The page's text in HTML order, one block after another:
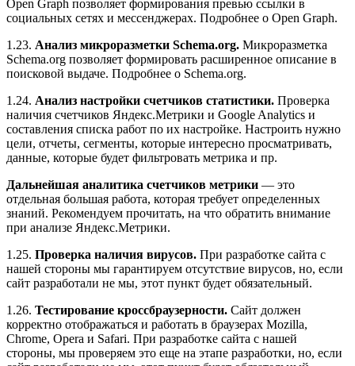
Open Graph позволяет формирования превью ссылки в
социальных сетях и мессенджерах. Подробнее о Open Graph.
1.23. Анализ микроразметки Schema.org. Микроразметка
Schema.org позволяет формировать расширенное описание в
поисковой выдаче. Подробнее о Schema.org.
1.24. Анализ настройки счетчиков статистики. Проверка
наличия счетчиков Яндекс.Метрики и Google Analytics и
составления списка работ по их настройке. Настроить нужно
цели, отчеты, сегменты, которые интересно просматривать,
данные, которые будет фильтровать метрика и пр.
Дальнейшая аналитика счетчиков метрики — это
отдельная большая работа, которая требует определенных
знаний. Рекомендуем прочитать, на что обратить внимание
при анализе Яндекс.Метрики.
1.25. Проверка наличия вирусов. При разработке сайта с
нашей стороны мы гарантируем отсутствие вирусов, но, если
сайт разработали не мы, этот пункт будет обязательный.
1.26. Тестирование кроссбраузерности. Сайт должен
корректно отображаться и работать в браузерах Mozilla,
Chrome, Opera и Safari. При разработке сайта с нашей
стороны, мы проверяем это еще на этапе разработки, но, если